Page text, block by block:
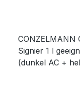
CONZELMANN
Signier 1 l geeignet für Edelstahl
(dunkel AC +